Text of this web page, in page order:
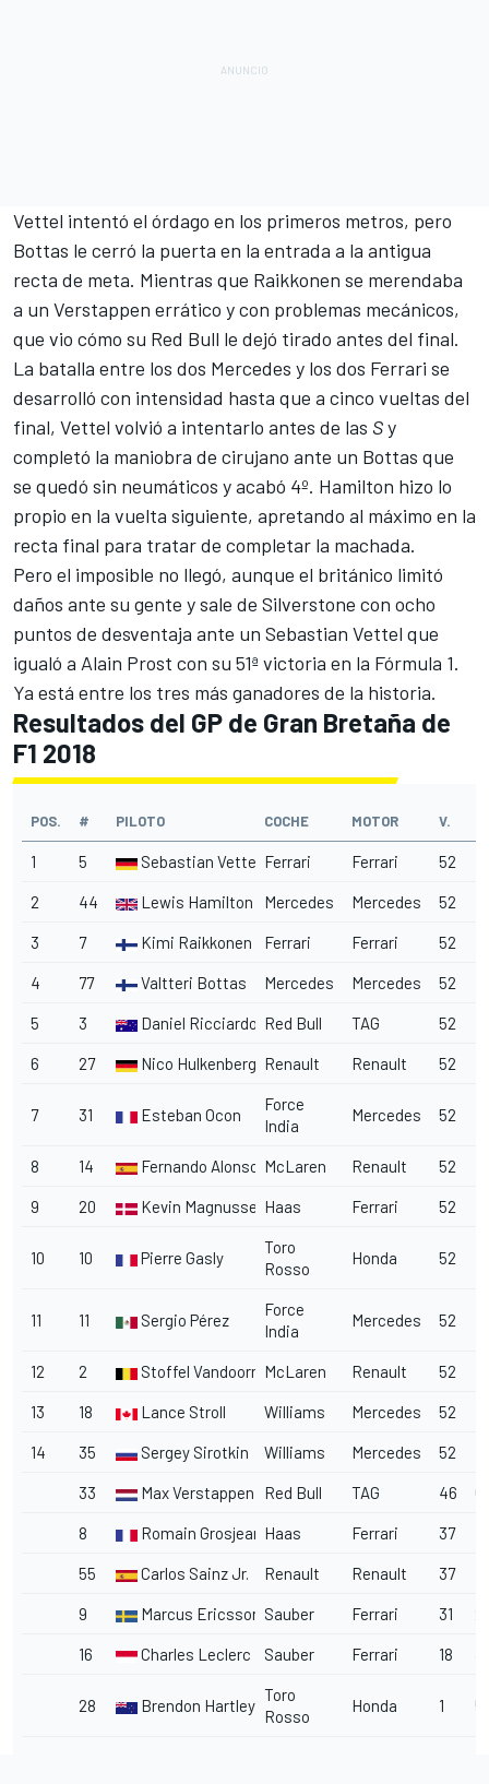
Vettel intentó el órdago en los primeros metros, pero
Bottas le cerró la puerta en la entrada a la antigua
recta de meta. Mientras que Raikkonen se merendaba
a un Verstappen errático y con problemas mecánicos,
que vio cómo su Red Bull le dejó tirado antes del final.
La batalla entre los dos Mercedes y los dos Ferrari se
desarrolló con intensidad hasta que a cinco vueltas del
final, Vettel volvió a intentarlo antes de las Sy
completó la maniobra de cirujano ante un Bottas que
se quedó sin neumáticos y acabó 4º. Hamilton hizo lo
propio en la vuelta siguiente, apretando al máximo en la
recta final para tratar de completar la machada.
Pero el imposible no llegó, aunque el británico limitó
daños ante su gente y sale de Silverstone con ocho
puntos de desventaja ante un Sebastian Vettel que
igualó a Alain Prost con su 51ª victoria en la Fórmula 1.
Ya está entre los tres más ganadores de la historia.
Resultados del GP de Gran Bretaña de
F1 2018
POS. # PILOTO COCHE MOTOR V.
1 5 Sebastian Vettel Ferrari Ferrari 52
2 44 Lewis Hamilton Mercedes Mercedes 52
3 7 Kimi Raikkonen Ferrari Ferrari 52
4 77 Valtteri Bottas Mercedes Mercedes 52
5 3 Daniel Ricciardo Red Bull TAG 52
6 27 Nico Hulkenberg Renault Renault 52
7 31 Esteban Ocon
Force
India
Mercedes 52
8 14 Fernando Alonso McLaren Renault 52
9 20 Kevin MagnussenHaas Ferrari 52
10 10 Pierre Gasly
Toro
Rosso
Honda 52
11 11 Sergio Pérez
Force
India
Mercedes 52
12 2 Stoffel VandoorneMcLaren Renault 52
13 18 Lance Stroll Williams Mercedes 52
14 35 Sergey Sirotkin Williams Mercedes 52
33 Max Verstappen Red Bull TAG 46 6
8 Romain Grosjean Haas Ferrari 37
55 Carlos Sainz Jr. Renault Renault 37
9 Marcus Ericsson Sauber Ferrari 31
16 Charles Leclerc Sauber Ferrari 18
28 Brendon Hartley
Toro
Rosso
Honda 1